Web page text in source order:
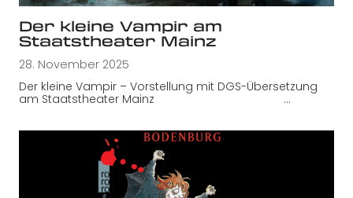
Der kleine Vampir am
Staatstheater Mainz
28. November 2025
Der kleine Vampir – Vorstellung mit DGS-Übersetzung
am Staatstheater Mainz …